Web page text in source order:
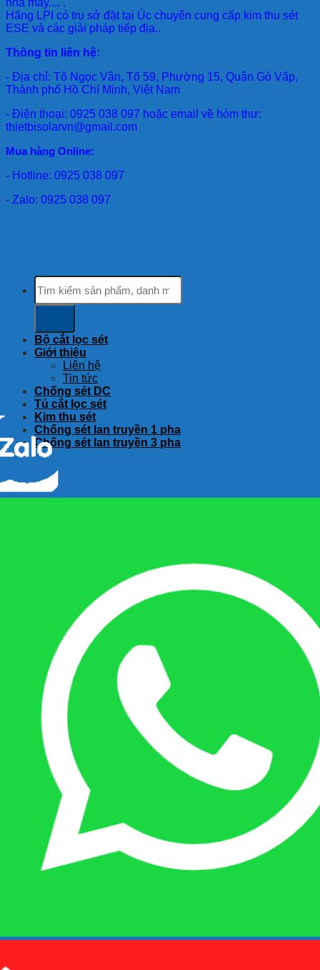
nhà máy.... .
Hãng LPI có trụ sở đặt tại Úc chuyên cung cấp kim thu sét
ESE và các giải pháp tiếp địa..
Thông tin liên hệ:
- Địa chỉ: Tô Ngọc Vân, Tổ 59, Phường 15, Quận Gò Vấp,
Thành phố Hồ Chí Minh, Việt Nam
- Điện thoại: 0925 038 097 hoặc email về hòm thư:
thietbisolarvn@gmail.com
Mua hàng Online:
- Hotline: 0925 038 097
- Zalo: 0925 038 097
Tìm
kiếm:
Bộ cắt lọc sét
Giới thiệu
Liên hệ
Tin tức
Chống sét DC
Tủ cắt lọc sét
Kim thu sét
Chống sét lan truyền 1 pha
Chống sét lan truyền 3 pha